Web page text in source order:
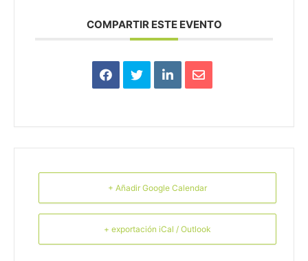
COMPARTIR ESTE EVENTO
+ Añadir Google Calendar
+ exportación iCal / Outlook